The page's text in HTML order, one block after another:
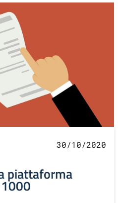
30/10/2020
piattaforma